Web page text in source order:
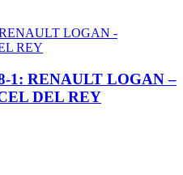
1: RENAULT LOGAN –
DEL REY